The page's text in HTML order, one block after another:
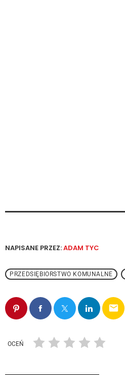
NAPISANE PRZEZ:ADAM TYC
PRZEDSIĘBIORSTWO KOMUNALNE
email
OCEŃ